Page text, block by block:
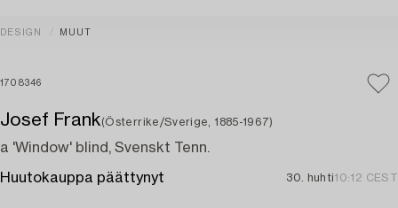
DESIGN MUUT
1708346
Josef Frank(Österrike/Sverige, 1885-1967)
a 'Window' blind, Svenskt Tenn.
Huutokauppa päättynyt 30. huhti10:12 CEST